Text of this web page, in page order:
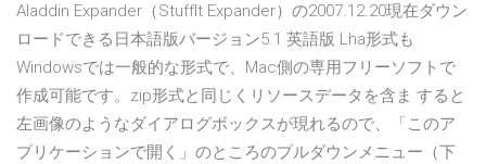
Aladdin Expander（StuffIt Expander）の2007.12.20現在ダウン
ロードできる日本語版バージョン5.1 英語版 Lha形式も
Windowsでは一般的な形式で、Mac側の専用フリーソフトで
作成可能です。zip形式と同じくリソースデータを含ま すると
左画像のようなダイアログボックスが現れるので、「このア
プリケーションで開く」のところのプルダウンメニュー（下